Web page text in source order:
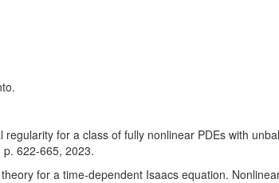
for a class of fully nonlinear PDEs with
622-665, 2023.
for a time-dependent Isaacs equation.